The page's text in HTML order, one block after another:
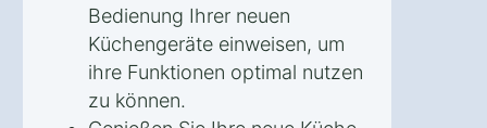
Bedienung Ihrer neuen
Küchengeräte einweisen, um
ihre Funktionen optimal nutzen
zu können.